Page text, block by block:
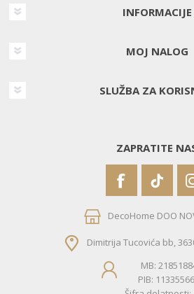
INFORMACIJE
MOJ NALOG
SLUŽBA ZA
ZAPRATITE
DecoHome DOO
Dimitrija Tucovića bb,
MB:
PIB: